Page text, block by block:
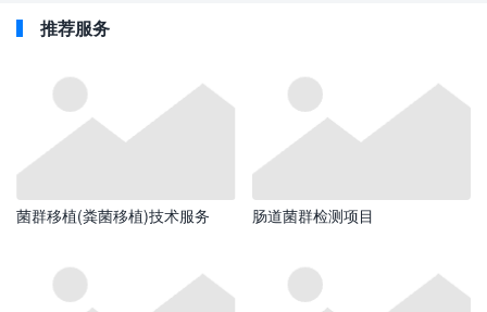
推荐服务
菌群移植(粪菌移植)技术服务 肠道菌群检测项目